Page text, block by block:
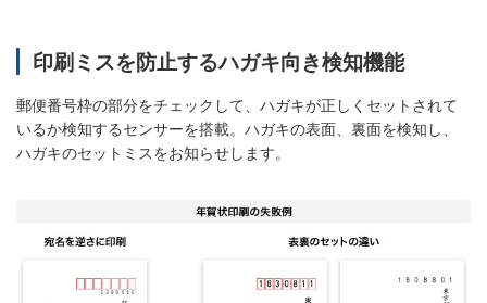
印刷ミスを防止するハガキ向き検知機能
郵便番号枠の部分をチェックして、ハガキが正しくセットされて
いるか検知するセンサーを搭載。ハガキの表面、裏面を検知し、
ハガキのセットミスをお知らせします。